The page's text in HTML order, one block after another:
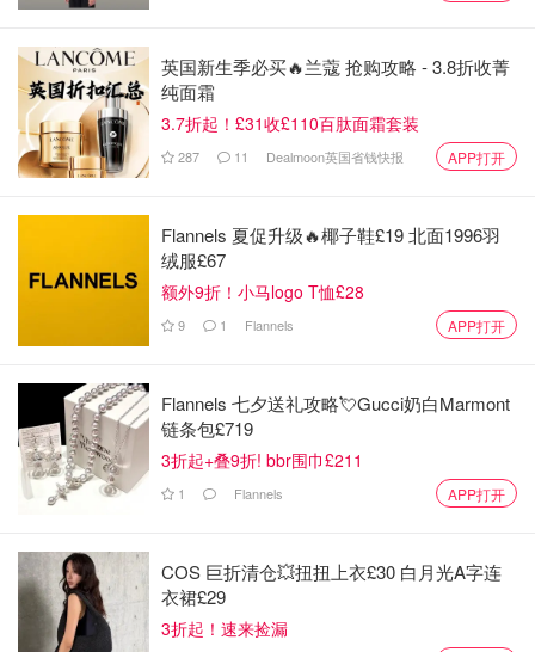
英国新生季必买🔥兰蔻 抢购攻略 - 3.8折收菁
纯面霜
3.7折起！£31收£110百肽面霜套装
287 11 Dealmoon英国省钱快报 APP打开
Flannels 夏促升级🔥椰子鞋£19 北面1996羽
绒服£67
额外9折！小马logo T恤£28
9 1 Flannels APP打开
Flannels 七夕送礼攻略💘Gucci奶白Marmont
链条包£719
3折起+叠9折! bbr围巾£211
1 Flannels APP打开
COS 巨折清仓💥扭扭上衣£30 白月光A字连
衣裙£29
3折起！速来捡漏